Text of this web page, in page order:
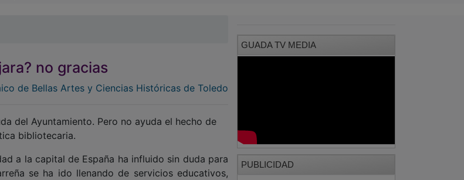
no gracias
de Bellas Artes y Ciencias Históricas de Toledo
del Ayuntamiento. Pero no ayuda el hecho de
bibliotecaria.
a la capital de España ha influido sin duda para
se ha ido llenando de servicios educativos,
GUADA TV MEDIA
PUBLICIDAD